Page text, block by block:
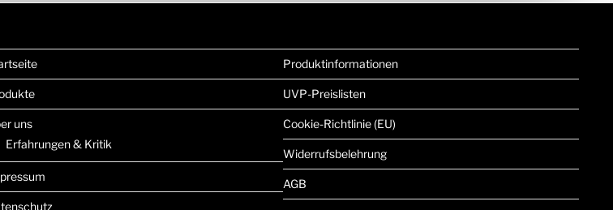
uns
Erfahrungen & Kritik
Produktinformationen
UVP-Preislisten
Cookie-Richtlinie (EU)
Widerrufsbelehrung
AGB